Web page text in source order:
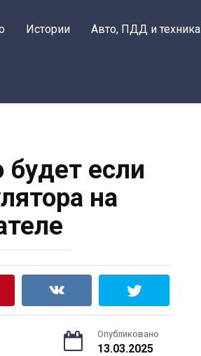
Истории Авто, ПДД и техника
если
на
Опубликовано
13.03.2025